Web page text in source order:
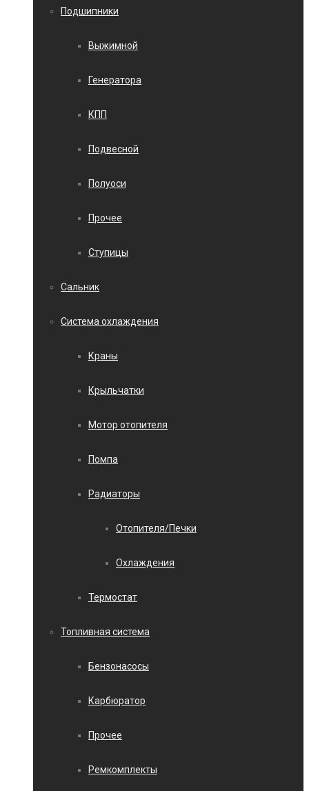
Подшипники
Выжимной
Генератора
КПП
Подвесной
Полуоси
Прочее
Ступицы
Сальник
Система охлаждения
Краны
Крыльчатки
Мотор отопителя
Помпа
Радиаторы
Отопителя/Печки
Охлаждения
Термостат
Топливная система
Бензонасосы
Карбюратор
Прочее
Ремкомплекты